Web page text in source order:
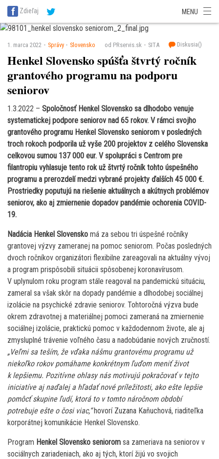
SITA Energetika
SITA Potravinárstvo
Zdieľaj MENU
1. marca 2022 Správy Slovensko od PRservis.sk SITA Diskusia()
Henkel Slovensko spúšťa štvrtý ročník
grantového programu na podporu
seniorov
1.3.2022 – Spoločnosť Henkel Slovensko sa dlhodobo venuje
systematickej podpore seniorov nad 65 rokov. V rámci svojho
grantového programu Henkel Slovensko seniorom v posledných
troch rokoch podporila už vyše 200 projektov z celého Slovenska
celkovou sumou 137 000 eur. V spolupráci s Centrom pre
filantropiu vyhlasuje tento rok už štvrtý ročník tohto úspešného
programu a prerozdelí medzi vybrané projekty ďalších 45 000 €.
Prostriedky poputujú na riešenie aktuálnych a akútnych problémov
seniorov, ako aj zmiernenie dopadov pandémie ochorenia COVID-
19.
Nadácia Henkel Slovensko má za sebou tri úspešné ročníky
grantovej výzvy zameranej na pomoc seniorom. Počas posledných
dvoch ročníkov organizátori flexibilne zareagovali na aktuálny vývoj
a program prispôsobili situácii spôsobenej koronavírusom.
V uplynulom roku program stále reagoval na pandemickú situáciu,
zameral sa však skôr na dopady pandémie a dlhodobej sociálnej
izolácie na psychické zdravie seniorov. Tohtoročná výzva bude
okrem zdravotnej a materiálnej pomoci zameraná na zmiernenie
sociálnej izolácie, praktickú pomoc v každodennom živote, ale aj
zmysluplné trávenie voľného času a nadobúdanie nových zručností.
„Veľmi sa teším, že vďaka nášmu grantovému programu už
niekoľko rokov pomáhame konkrétnym ľuďom meniť život
k lepšiemu. Pozitívne ohlasy nás motivujú pokračovať v tejto
iniciatíve aj naďalej a hľadať nové príležitosti, ako ešte lepšie
pomôcť skupine ľudí, ktorá to v tomto náročnom období
potrebuje ešte o čosi viac,“hovorí Zuzana Kaňuchová, riaditeľka
korporátnej komunikácie Henkel Slovensko.
Program Henkel Slovensko seniorom sa zameriava na seniorov v
sociálnych zariadeniach, ako aj tých, ktorí žijú vo svojich